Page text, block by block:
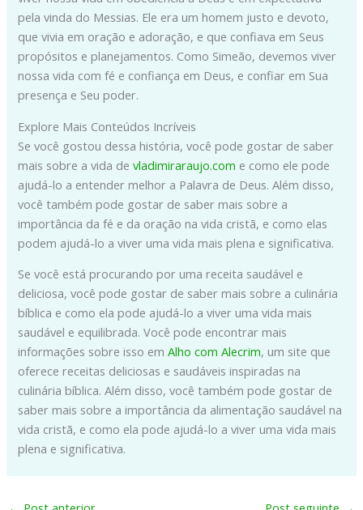
pela vinda do Messias. Ele era um homem justo e devoto,
que vivia em oração e adoração, e que confiava em Seus
propósitos e planejamentos. Como Simeão, devemos viver
nossa vida com fé e confiança em Deus, e confiar em Sua
presença e Seu poder.
Explore Mais Conteúdos Incríveis
Se você gostou dessa história, você pode gostar de saber
mais sobre a vida devladimiraraujo.com e como ele pode
ajudá-lo a entender melhor a Palavra de Deus. Além disso,
você também pode gostar de saber mais sobre a
importância da fé e da oração na vida cristã, e como elas
podem ajudá-lo a viver uma vida mais plena e significativa.
Se você está procurando por uma receita saudável e
deliciosa, você pode gostar de saber mais sobre a culinária
bíblica e como ela pode ajudá-lo a viver uma vida mais
saudável e equilibrada. Você pode encontrar mais
informações sobre isso emAlho com Alecrim, um site que
oferece receitas deliciosas e saudáveis inspiradas na
culinária bíblica. Além disso, você também pode gostar de
saber mais sobre a importância da alimentação saudável na
vida cristã, e como ela pode ajudá-lo a viver uma vida mais
plena e significativa.